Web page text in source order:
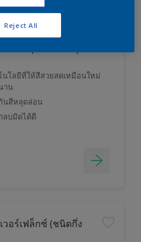
นโลยีที่ให้สีสวยสดเหมือนใหม่
าน
นสีหลุดล่อน
ลบมิดได้ดี
วอร์เฟล็กซ์ (ชนิดกึ่ง
Reject All